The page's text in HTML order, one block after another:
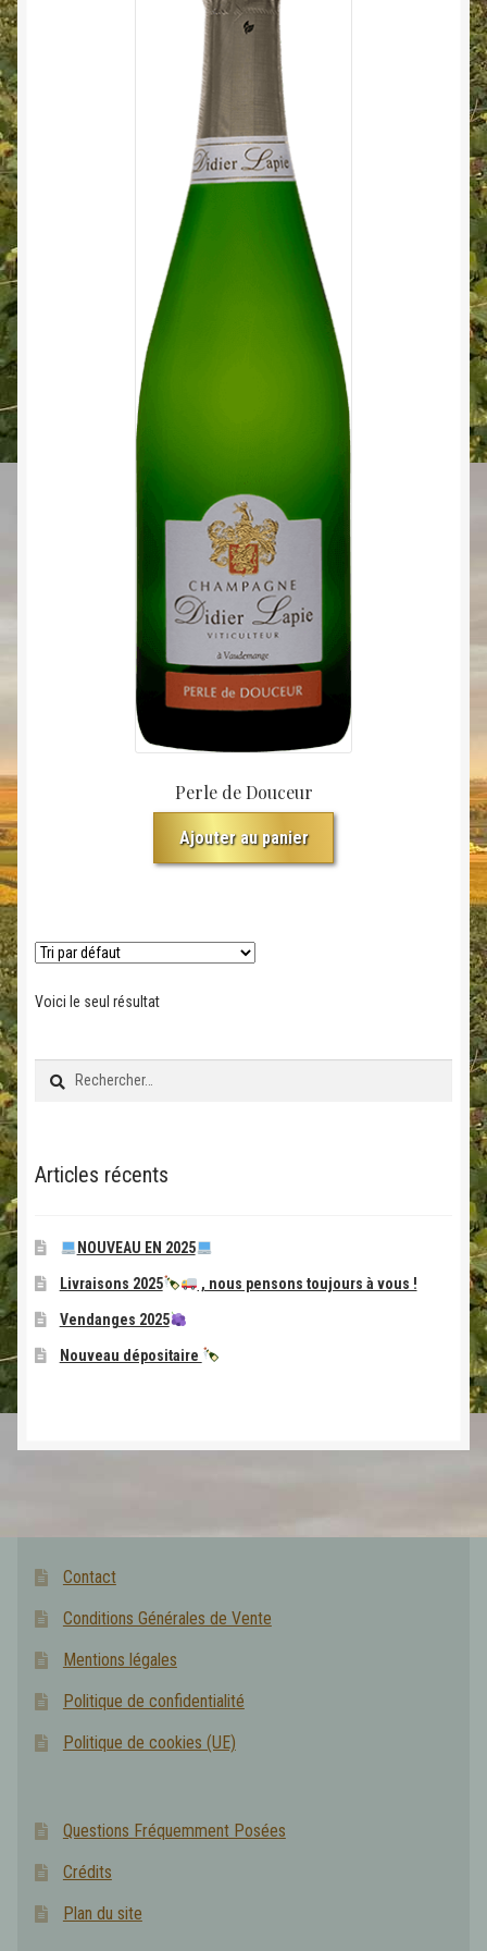
Perle de Douceur
Ajouter au panier
Voici le seul résultat
Rechercher :
Articles récents
NOUVEAU EN 2025
Livraisons 2025 , nous pensons toujours à vous !
Vendanges 2025
Nouveau dépositaire
Contact
Conditions Générales de Vente
Mentions légales
Politique de confidentialité
Politique de cookies (UE)
Questions Fréquemment Posées
Crédits
Plan du site